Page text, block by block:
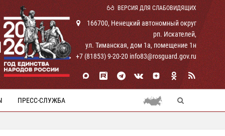
ВЕРСИЯ ДЛЯ СЛАБОВИДЯЩИХ
166700, Ненецкий автономный округ
рп. Искателей,
ул. Тиманская, дом 1а, помещение 1н
+7 (81853) 9-20-20 info83@rosguard.gov.ru
ПРЕСС-СЛУЖБА